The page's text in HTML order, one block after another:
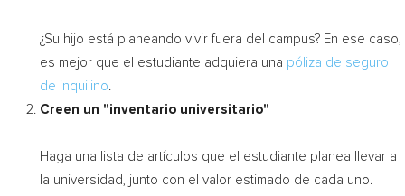
¿Su hijo está planeando vivir fuera del campus? En ese caso,
es mejor que el estudiante adquiera una póliza de seguro
de inquilino.
Creen un "inventario universitario"
Haga una lista de artículos que el estudiante planea llevar a
la universidad, junto con el valor estimado de cada uno.